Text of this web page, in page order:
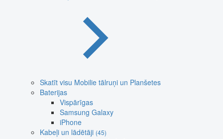
Skatīt visu Mobilie tālruņi un Planšetes
Baterijas
Vispārīgas
Samsung Galaxy
iPhone
Kabeļi un lādētāji (45)